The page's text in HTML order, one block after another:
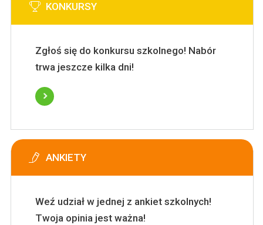
KONKURSY
Zgłoś się do konkursu szkolnego! Nabór
trwa jeszcze kilka dni!
ANKIETY
Weź udział w jednej z ankiet szkolnych!
Twoja opinia jest ważna!